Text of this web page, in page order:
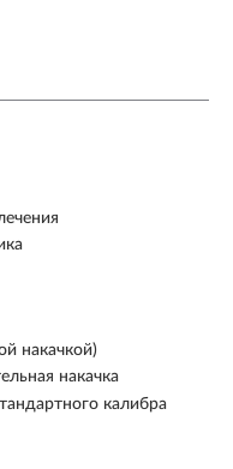
накачкой)
накачка
калибра